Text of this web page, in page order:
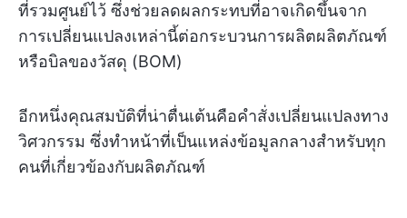
ที่รวมศูนย์ไว้ ซึ่งช่วยลดผลกระทบที่อาจเกิดขึ้นจาก
การเปลี่ยนแปลงเหล่านี้ต่อกระบวนการผลิตผลิตภัณฑ์
หรือบิลของวัสดุ (BOM)
อีกหนึ่งคุณสมบัติที่น่าตื่นเต้นคือคำสั่งเปลี่ยนแปลงทาง
วิศวกรรม ซึ่งทำหน้าที่เป็นแหล่งข้อมูลกลางสำหรับทุก
คนที่เกี่ยวข้องกับผลิตภัณฑ์